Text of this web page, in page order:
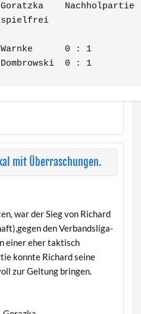
Nachholpartie
0 : 1
mit Überraschungen.
war der Sieg von Richard
den Verbandsliga-
einer eher taktisch
konnte Richard seine
zur Geltung bringen.